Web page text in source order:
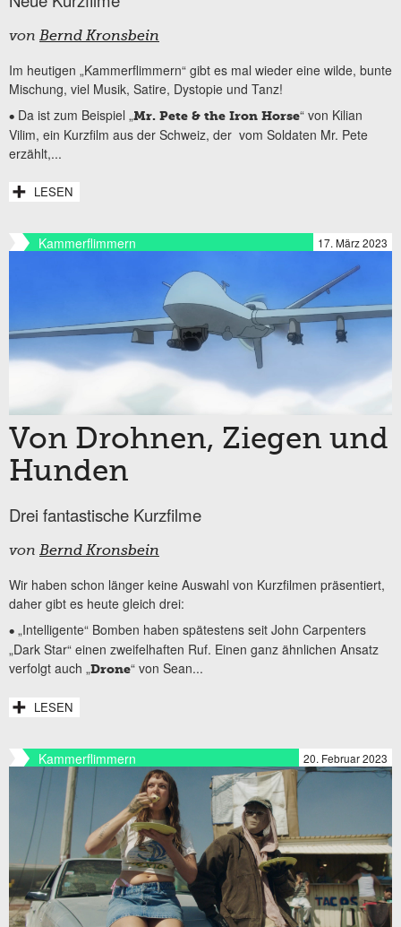
von Bernd Kronsbein
Im heutigen „Kammerflimmern“ gibt es mal wieder eine wilde, bunte
Mischung, viel Musik, Satire, Dystopie und Tanz!
• Da ist zum Beispiel „Mr. Pete & the Iron Horse“ von Kilian
Vilim, ein Kurzfilm aus der Schweiz, der vom Soldaten Mr. Pete
erzählt,...
LESEN
Kammerflimmern 17. März 2023
Von Drohnen, Ziegen und
Hunden
Drei fantastische Kurzfilme
von Bernd Kronsbein
Wir haben schon länger keine Auswahl von Kurzfilmen präsentiert,
daher gibt es heute gleich drei:
• „Intelligente“ Bomben haben spätestens seit John Carpenters
„Dark Star“ einen zweifelhaften Ruf. Einen ganz ähnlichen Ansatz
verfolgt auch „Drone“ von Sean...
LESEN
Kammerflimmern 20. Februar 2023